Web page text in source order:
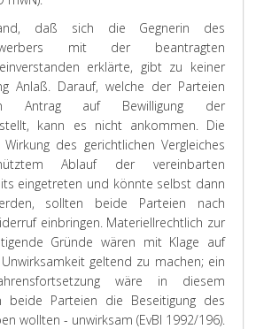
daß sich die Gegnerin des
mit der beantragten
erklärte, gibt zu keiner
Anlaß. Darauf, welche der Parteien
Antrag auf Bewilligung der
kann es nicht ankommen. Die
des gerichtlichen Vergleiches
Ablauf der vereinbarten
eingetreten und könnte selbst dann
sollten beide Parteien nach
einbringen. Materiellrechtlich zur
Gründe wären mit Klage auf
geltend zu machen; ein
wäre in diesem
Parteien die Beseitigung des
wollten - unwirksam (EvBl 1992/196).